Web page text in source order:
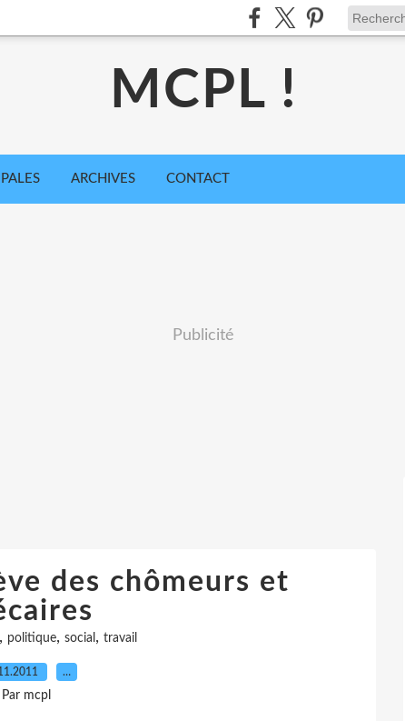
MCPL !
ARCHIVES CONTACT
Publicité
des chômeurs et
politique, social , travail
…
Par mcpl